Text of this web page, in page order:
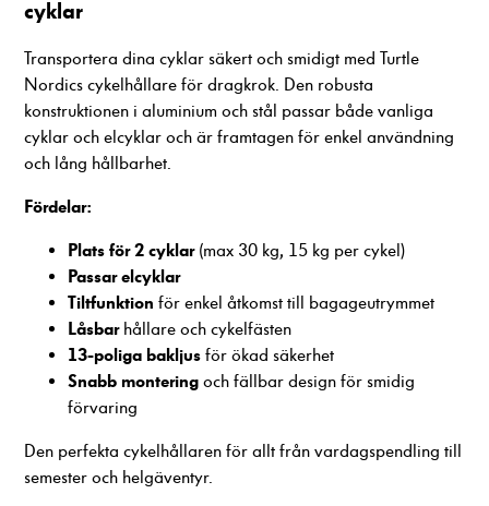
cyklar
Transportera dina cyklar säkert och smidigt med Turtle
Nordics cykelhållare för dragkrok. Den robusta
konstruktionen i aluminium och stål passar både vanliga
cyklar och elcyklar och är framtagen för enkel användning
och lång hållbarhet.
Fördelar:
Plats för2 cyklar(max 30 kg, 15 kg per cykel)
Passarelcyklar
Tiltfunktion för enkel åtkomst till bagageutrymmet
Låsbarhållare och cykelfästen
13-poliga bakljus för ökad säkerhet
Snabb montering och fällbar design för smidig
förvaring
Den perfekta cykelhållaren för allt från vardagspendling till
semester och helgäventyr.
Nödvändiga
Dessa cookies
huvud taget
Statistik
För att vi ska
hemsidans
funktionalitet